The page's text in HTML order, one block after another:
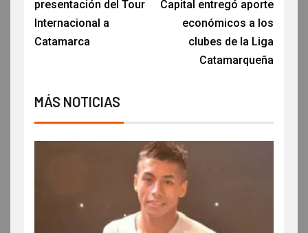
presentación del Tour
Internacional a
Catamarca
Capital entregó aporte
económicos a los
clubes de la Liga
Catamarqueña
MÁS NOTICIAS